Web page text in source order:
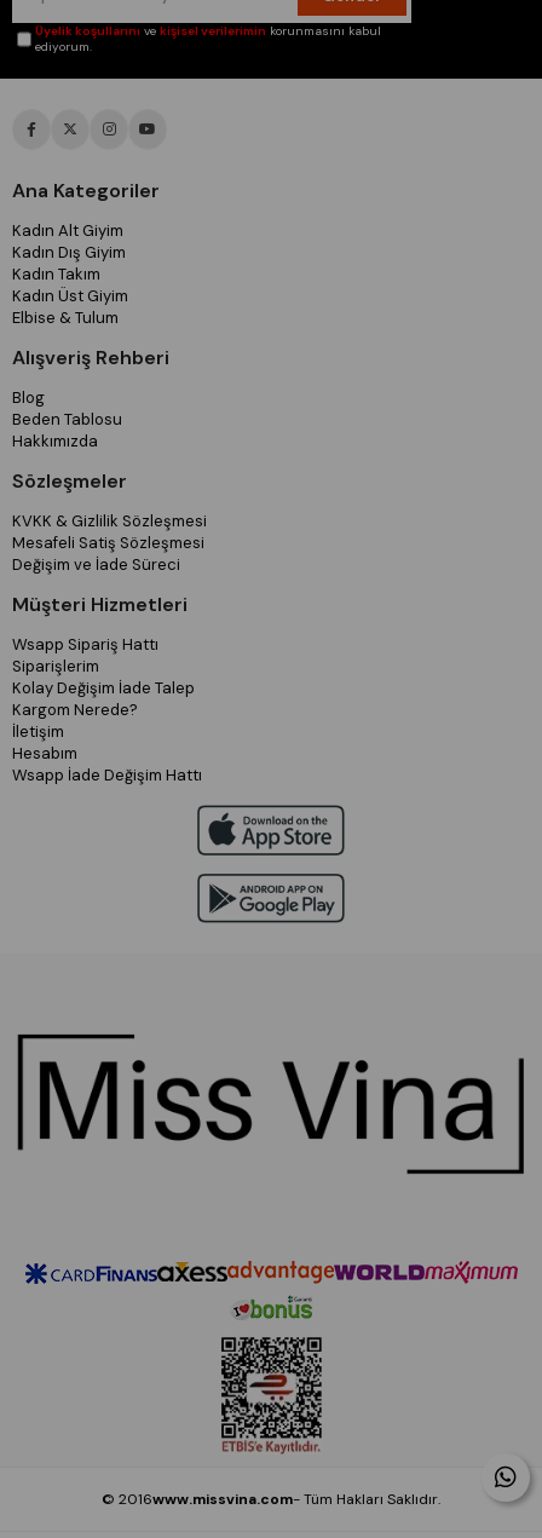
Üyelik koşullarını vekişisel verilerimin korunmasını kabul
ediyorum.
Ana Kategoriler
Kadın Alt Giyim
Kadın Dış Giyim
Kadın Takım
Kadın Üst Giyim
Elbise & Tulum
Alışveriş Rehberi
Blog
Beden Tablosu
Hakkımızda
Sözleşmeler
KVKK & Gizlilik Sözleşmesi
Mesafeli Satiş Sözleşmesi
Değişim ve İade Süreci
Müşteri Hizmetleri
Wsapp Sipariş Hattı
Siparişlerim
Kolay Değişim İade Talep
Kargom Nerede?
İletişim
Hesabım
Wsapp İade Değişim Hattı
© 2016www.missvina.com- Tüm Hakları Saklıdır.